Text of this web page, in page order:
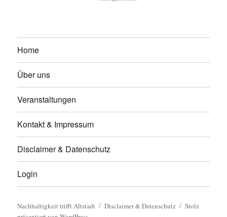
Home
Über uns
Veranstaltungen
Kontakt & Impressum
Disclaimer & Datenschutz
Login
Nachhaltigkeit trifft Altstadt Disclaimer & Datenschutz
Stolz